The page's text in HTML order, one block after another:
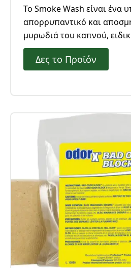
Το Smoke Wash είναι ένα
απορρυπαντικό και
μυρωδιά του καπνού,
τα κατάλοιπα του καπνού
πυρκαγιά.
Δες το Προϊόν